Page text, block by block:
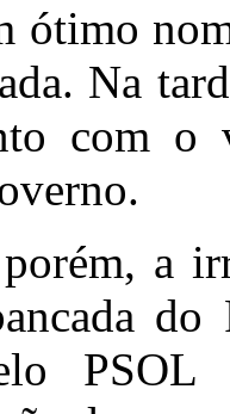
ótimo
Na
com o
porém, a
PSOL